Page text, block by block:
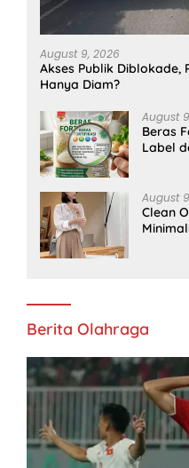
August 9, 2026
Akses Publik Diblokade,
Hanya Diam?
August
Beras
Label
August
Clean
Berita Olahraga